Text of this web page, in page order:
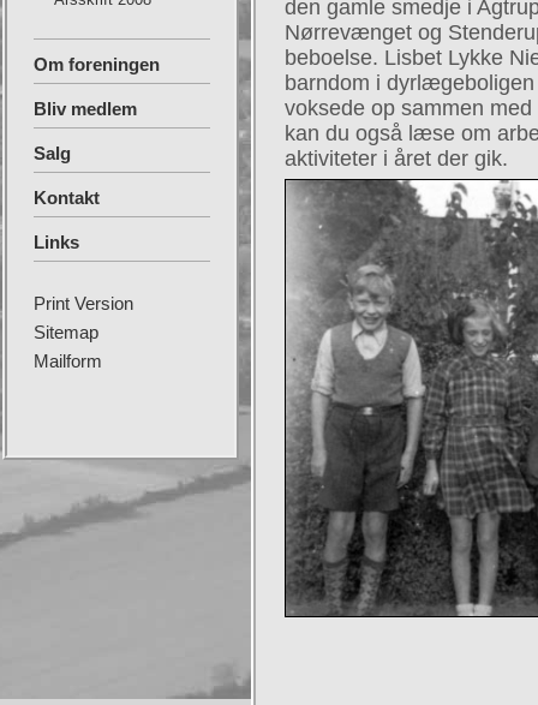
Om foreningen
Bliv medlem
Salg
Kontakt
Links
Print Version
Sitemap
Mailform
den gamle smedje i
Nørrevænget og
beboelse. Lisbet Lykke
barndom i
voksede op sammen
kan du også læse om
aktiviteter i året der gik.